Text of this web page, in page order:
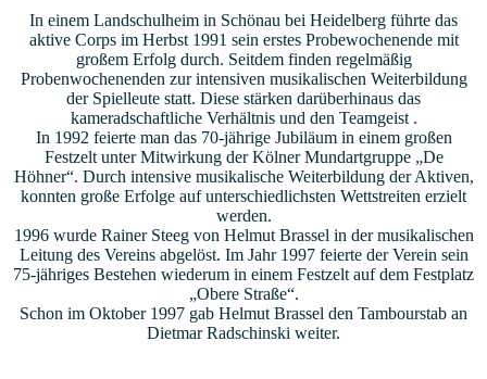
In einem Landschulheim in Schönau bei Heidelberg führte das
aktive Corps im Herbst 1991 sein erstes Probewochenende mit
großem Erfolg durch. Seitdem finden regelmäßig
Probenwochenenden zur intensiven musikalischen Weiterbildung
der Spielleute statt. Diese stärken darüberhinaus das
kameradschaftliche Verhältnis und den Teamgeist .
In 1992 feierte man das 70-jährige Jubiläum in einem großen
Festzelt unter Mitwirkung der Kölner Mundartgruppe „De
Höhner“. Durch intensive musikalische Weiterbildung der Aktiven,
konnten große Erfolge auf unterschiedlichsten Wettstreiten erzielt
werden.
1996 wurde Rainer Steeg von Helmut Brassel in der musikalischen
Leitung des Vereins abgelöst. Im Jahr 1997 feierte der Verein sein
75-jähriges Bestehen wiederum in einem Festzelt auf dem Festplatz
„Obere Straße“.
Schon im Oktober 1997 gab Helmut Brassel den Tambourstab an
Dietmar Radschinski weiter.